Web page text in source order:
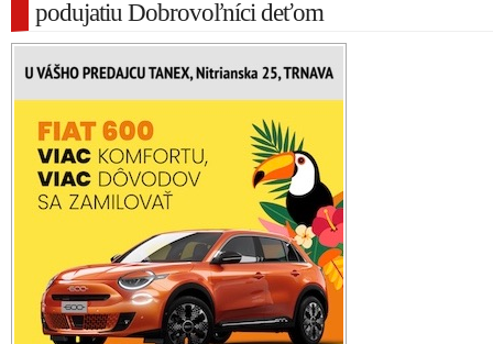
podujatiu Dobrovoľníci deťom